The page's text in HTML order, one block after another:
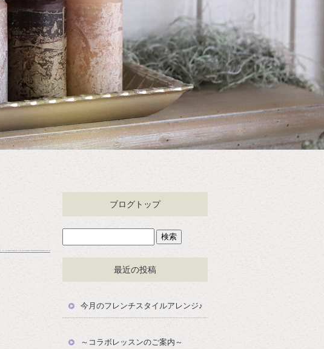
ブログトップ
最近の投稿
今月のフレンチスタイルアレンジ♪
～コラボレッスンのご案内～